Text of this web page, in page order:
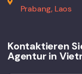
Prabang, Laos
Kontaktieren
Agentur in